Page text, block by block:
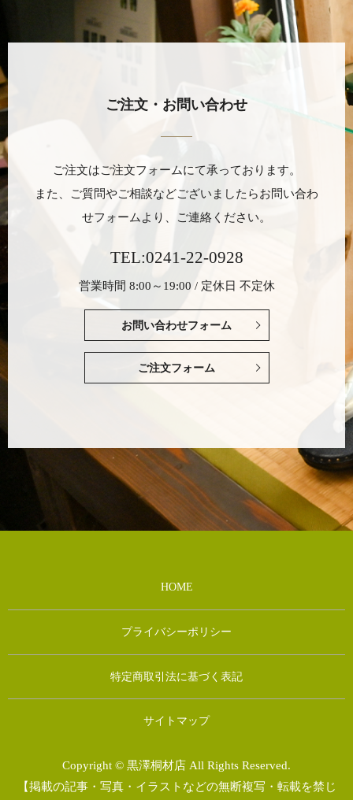
ご注文・お問い合わせ
ご注文はご注文フォームにて承っております。
また、ご質問やご相談などございましたらお問い合わ
せフォームより、ご連絡ください。
TEL:0241-22-0928
営業時間 8:00～19:00 / 定休日 不定休
お問い合わせフォーム
ご注文フォーム
HOME
プライバシーポリシー
特定商取引法に基づく表記
サイトマップ
Copyright © 黒澤桐材店 All Rights Reserved.
【掲載の記事・写真・イラストなどの無断複写・転載を禁じ